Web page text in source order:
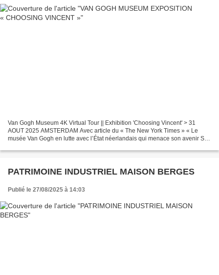
Van Gogh Museum 4K Virtual Tour || Exhibition 'Choosing Vincent' > 31
AOUT 2025 AMSTERDAM Avec article du « The New York Times » « Le
musée Van Gogh en lutte avec l’État néerlandais qui menace son avenir Son
PATRIMOINE INDUSTRIEL MAISON BERGES
Publié le 27/08/2025 à 14:03